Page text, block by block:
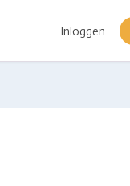
Inloggen